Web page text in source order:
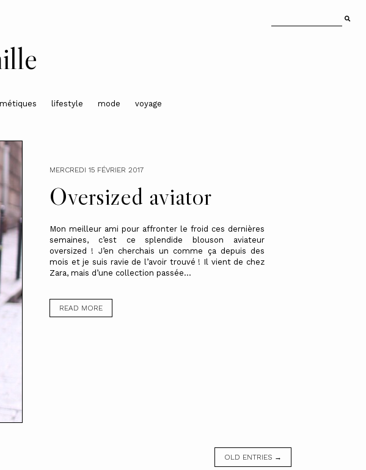
lifestyle mode voyage
MERCREDI 15 FÉVRIER 2017
Oversized aviator
Mon meilleur ami pour affronter le froid ces dernières
semaines, c’est ce splendide blouson aviateur
oversized ! J’en cherchais un comme ça depuis des
mois et je suis ravie de l’avoir trouvé ! Il vient de chez
Zara, mais d’une collection passée...
READ MORE
OLD ENTRIES →